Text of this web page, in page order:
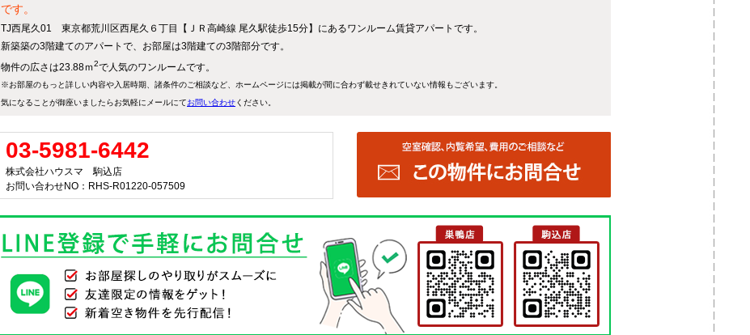
です。
TJ西尾久01 東京都荒川区西尾久６丁目【ＪＲ高崎線 尾久駅徒歩15分】にあるワンルーム賃貸アパートです。
新築築の3階建てのアパートで、お部屋は3階建ての3階部分です。
物件の広さは23.88ｍ2で人気のワンルームです。
※お部屋のもっと詳しい内容や入居時期、諸条件のご相談など、ホームページには掲載が間に合わず載せきれていない情報もございます。
気になることが御座いましたらお気軽にメールにてお問い合わせください。
03-5981-6442
株式会社ハウスマ 駒込店
お問い合わせNO：RHS-R01220-057509